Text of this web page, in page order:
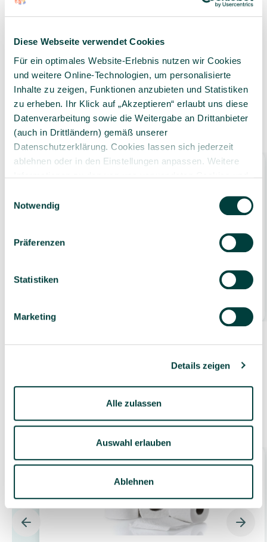
Diese Webseite verwendet Cookies
Für ein optimales Website-Erlebnis nutzen wir Cookies
und weitere Online-Technologien, um personalisierte
Inhalte zu zeigen, Funktionen anzubieten und Statistiken
zu erheben. Ihr Klick auf „Akzeptieren“ erlaubt uns diese
Datenverarbeitung sowie die Weitergabe an Drittanbieter
(auch in Drittländern) gemäß unserer
Datenschutzerklärung. Cookies lassen sich jederzeit
ablehnen oder in den Einstellungen anpassen. Weitere
schutz­erklärung
Notwendig
Präferenzen
Statistiken
Marketing
Details zeigen
Alle zulassen
Auswahl erlauben
Ablehnen
bei Versand aus dem
eigenen Lager
Ähnliche Produkte
Bestseller
Zubehör